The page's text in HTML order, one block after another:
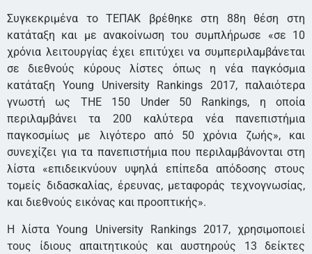
Συγκεκριμένα το ΤΕΠΑΚ βρέθηκε στη 88η θέση στη
κατάταξη και με ανακοίνωση του συμπλήρωσε «σε 10
χρόνια λειτουργίας έχει επιτύχει να συμπεριλαμβάνεται
σε διεθνούς κύρους λίστες όπως η νέα παγκόσμια
κατάταξη Young University Rankings 2017, παλαιότερα
γνωστή ως THE 150 Under 50 Rankings, η οποία
περιλαμβάνει τα 200 καλύτερα νέα πανεπιστήμια
παγκοσμίως με λιγότερο από 50 χρόνια ζωής», και
συνεχίζει για τα πανεπιστήμια που περιλαμβάνονται στη
λίστα «επιδεικνύουν υψηλά επίπεδα απόδοσης στους
τομείς διδασκαλίας, έρευνας, μεταφοράς τεχνογνωσίας,
και διεθνούς εικόνας και προοπτικής».
Η λίστα Young University Rankings 2017, χρησιμοποιεί
τους ίδιους απαιτητικούς και αυστηρούς 13 δείκτες